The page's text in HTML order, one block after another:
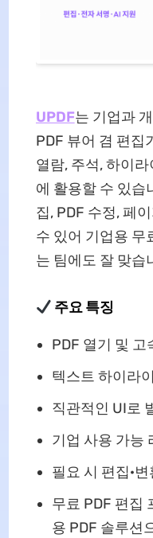
UPDF는 기업과
PDF 뷰어 겸 편집
열람, 주석, 하이
에 활용할 수 있습
집, PDF 수정, 페
수 있어 기업용 무
는 팀에도 잘 맞습
주요 특징
PDF 열기 및 고
텍스트 하이라
직관적인 UI로
기업 사용 가능
필요 시 편집·
무료 PDF 편집
용 PDF 솔루션